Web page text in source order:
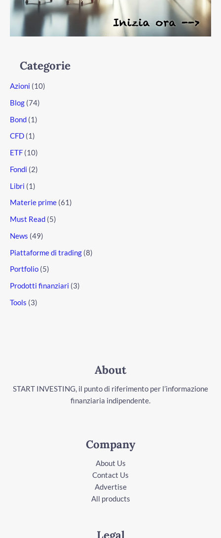
Categorie
Azioni (10)
Blog (74)
Bond (1)
CFD (1)
ETF (10)
Fondi (2)
Libri (1)
Materie prime (61)
Must Read (5)
News (49)
Piattaforme di trading (8)
Portfolio (5)
Prodotti finanziari (3)
Tools (3)
About
START INVESTING, il punto di riferimento per l’informazione
finanziaria indipendente.
Company
About Us
Contact Us
Advertise
All products
Legal